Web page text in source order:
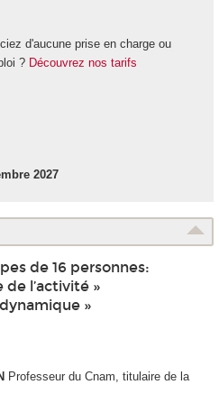
d'aucune prise en charge ou
? Découvrez nos tarifs
2027
de 16 personnes:
l’activité »
»
Professeur du Cnam, titulaire de la